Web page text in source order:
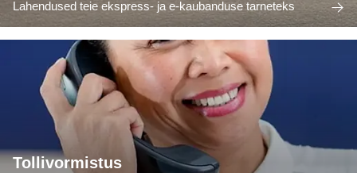
Lahendused teie ekspress- ja e-kaubanduse tarneteks
Tollivormistus